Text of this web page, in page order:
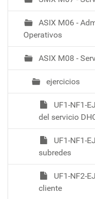
ASIX M06 -
Operativos
ASIX M08 -
ejercicios
UF1-NF1-
del servicio
UF1-NF1-
subredes
UF1-NF2-
cliente